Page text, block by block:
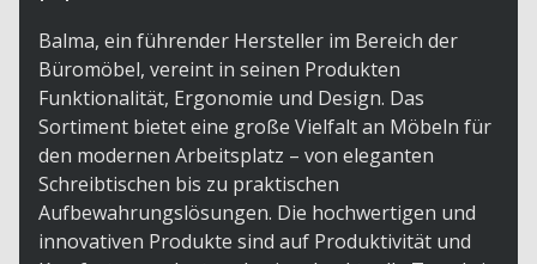
Balma, ein führender Hersteller im Bereich der
Büromöbel, vereint in seinen Produkten
Funktionalität, Ergonomie und Design. Das
Sortiment bietet eine große Vielfalt an Möbeln für
den modernen Arbeitsplatz – von eleganten
Schreibtischen bis zu praktischen
Aufbewahrungslösungen. Die hochwertigen und
innovativen Produkte sind auf Produktivität und